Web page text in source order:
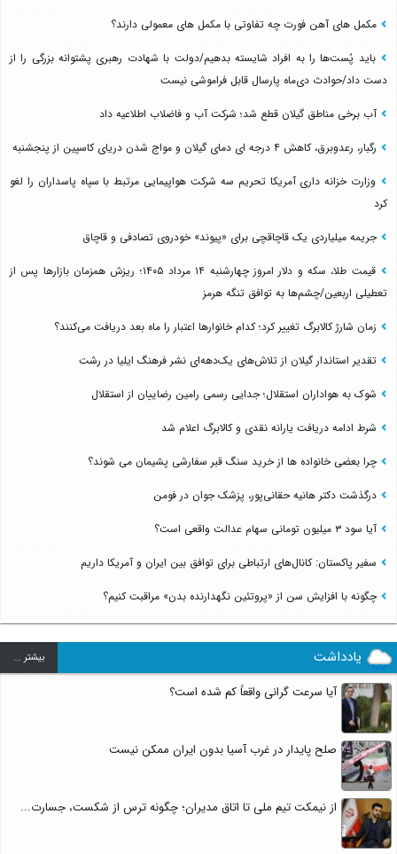
مکمل های آهن فورت چه تفاوتی با مکمل های معمولی دارند؟
باید پُست‌ها را به افراد شایسته بدهیم/دولت با شهادت رهبری پشتوانه بزرگی را از
دست داد/حوادث دی‌ماه پارسال قابل فراموشی نیست
آب برخی مناطق گیلان قطع شد؛ شرکت آب و فاضلاب اطلاعیه داد
رگبار، رعدوبرق، کاهش ۴ درجه ای دمای گیلان و مواج شدن دریای کاسپین از پنجشنبه
وزارت خزانه داری آمریکا تحریم سه شرکت هواپیمایی مرتبط با سپاه پاسداران را لغو
کرد
جریمه میلیاردی یک قاچاقچی برای «پیوند» خودروی تصادفی و قاچاق
قیمت طلا، سکه و دلار امروز چهارشنبه ۱۴ مرداد ۱۴۰۵؛ ریزش همزمان بازارها پس از
تعطیلی اربعین/چشم‌ها به توافق تنگه هرمز
زمان شارژ کالابرگ تغییر کرد؛ کدام خانوارها اعتبار را ماه بعد دریافت می‌کنند؟
تقدیر استاندار گیلان از تلاش‌های یک‌دهه‌ای نشر فرهنگ ایلیا در رشت
شوک به هواداران استقلال؛ جدایی رسمی رامین رضاییان از استقلال
شرط ادامه دریافت یارانه نقدی و کالابرگ اعلام شد
چرا بعضی خانواده ها از خرید سنگ قبر سفارشی پشیمان می شوند؟
درگذشت دکتر هانیه حقانی‌پور، پزشک جوان در فومن
آیا سود ۳ میلیون تومانی سهام عدالت واقعی است؟
سفیر پاکستان: کانال‌های ارتباطی برای توافق بین ایران و آمریکا داریم
چگونه با افزایش سن از «پروتئین نگهدارنده بدن» مراقبت کنیم؟
یادداشت بيشتر ...
آیا سرعت گرانی واقعاً کم شده است؟
صلح پایدار در غرب آسیا بدون ایران ممکن نیست
از نیمکت تیم ملی تا اتاق مدیران؛ چگونه ترس از شکست، جسارت...